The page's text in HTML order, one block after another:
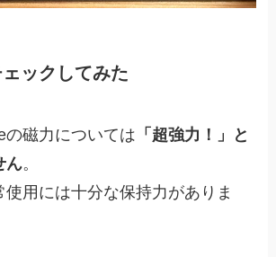
ックしてみた
の磁力については 「超強力！」と
ん。
使用には十分な保持力がありま